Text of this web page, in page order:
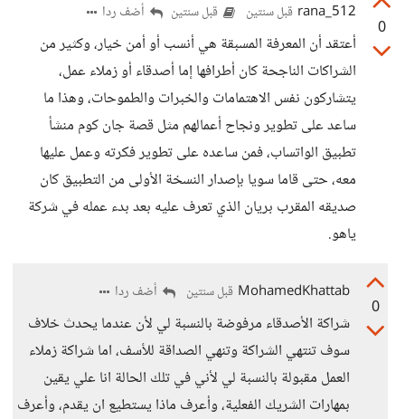
0
rana_512 قبل سنتين قبل سنتين أضف ردا
أعتقد أن المعرفة المسبقة هي أنسب أو أمن خيار، وكثير من
الشراكات الناجحة كان أطرافها إما أصدقاء أو زملاء عمل،
يتشاركون نفس الاهتمامات والخبرات والطموحات، وهذا ما
ساعد على تطوير ونجاح أعمالهم مثل قصة جان كوم منشأ
تطبيق الواتساب، فمن ساعده على تطوير فكرته وعمل عليها
معه، حتى قاما سويا بإصدار النسخة الأولى من التطبيق كان
صديقه المقرب بريان الذي تعرف عليه بعد بدء عمله في شركة
ياهو.
0
MohamedKhattab قبل سنتين أضف ردا
شراكة الأصدقاء مرفوضة بالنسبة لي لأن عندما يحدث خلاف
سوف تنتهي الشراكة وتنهي الصداقة للأسف، اما شراكة زملاء
العمل مقبولة بالنسبة لي لأني في تلك الحالة انا علي يقين
بمهارات الشريك الفعلية، وأعرف ماذا يستطيع ان يقدم، وأعرف